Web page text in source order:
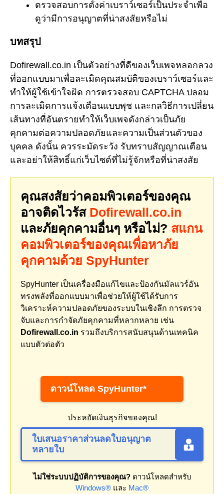
ตรวจสอบการตั้งค่าเบราว์เซอร์เป็นประจำเพื่อ
ดูว่ามีการอนุญาตที่น่าสงสัยหรือไม่
บทสรุป
Dofirewall.co.in เป็นตัวอย่างที่ดีของเว็บเพจหลอกลวง
ที่ออกแบบมาเพื่อละเมิดคุณสมบัติของเบราว์เซอร์และ
ทำให้ผู้ใช้เข้าใจผิด การตรวจสอบ CAPTCHA ปลอม
การละเมิดการแจ้งเตือนแบบพุช และกลวิธีการเปลี่ยน
เส้นทางที่อันตรายทำให้เว็บเพจดังกล่าวเป็นภัย
คุกคามต่อความปลอดภัยและความเป็นส่วนตัวของ
บุคคล ดังนั้น ควรระมัดระวัง รับทราบสัญญาณเตือน
และอย่าให้สิทธิ์แก่เว็บไซต์ที่ไม่รู้จักหรือที่น่าสงสัย
คุณสงสัยว่าคอมพิวเตอร์ของคุณ
อาจติดไวรัส Dofirewall.co.in
และภัยคุกคามอื่นๆ หรือไม่? สแกน
คอมพิวเตอร์ของคุณเพื่อหาภัย
คุกคามด้วย SpyHunter
SpyHunter เป็นเครื่องมือแก้ไขและป้องกันมัลแวร์อัน
ทรงพลังที่ออกแบบมาเพื่อช่วยให้ผู้ใช้ได้รับการ
วิเคราะห์ความปลอดภัยของระบบในเชิงลึก การตรวจ
จับและการกำจัดภัยคุกคามที่หลากหลาย เช่น
Dofirewall.co.in รวมถึงบริการสนับสนุนด้านเทคนิค
แบบตัวต่อตัว
ดาวน์โหลด SpyHunter*
ประหยัดเงินธุรกิจของคุณ!
ใบเสนอราคาส่วนลดใบอนุญาต
หลายใบ
ไม่ใช่ระบบปฏิบัติการของคุณ?ดาวน์โหลดสำหรับ
Windows® และ Mac®